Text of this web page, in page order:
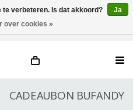
CADEAUBON BUFANDY
te verbeteren. Is dat akkoord?
Ja
over cookies »